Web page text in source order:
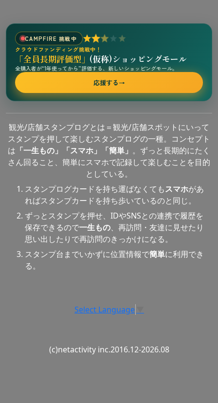
CAMPFIRE 挑戦中
クラウドファンディング挑戦中！
「全員長期評価型」 (仮称)ショッピングモール
全購入者が“1年使ってから”評価する、新しいショッピングモール。
応援する→
観光/店舗スタンプログとは＝観光/店舗スポットにいって
スタンプを押して楽しむスタンプログの一種。コンセプト
は 「一生もの」「スマホ」「簡単」 。ずっと長期的にたく
さん回ること、簡単にスマホで記録して楽しむことを目的
としている。
スタンプログカードを持ち運ばなくてもスマホがあ
ればスタンプカードを持ち歩いているのと同じ。
ずっとスタンプを押せ、IDやSNSとの連携で履歴を
保存できるので一生もの、再訪問・友達に見せたり
思い出したりで再訪問のきっかけになる。
スタンプ台までいかずに位置情報で簡単に利用でき
る。
Select Language
(c)netactivity inc.2016.12-2026.08